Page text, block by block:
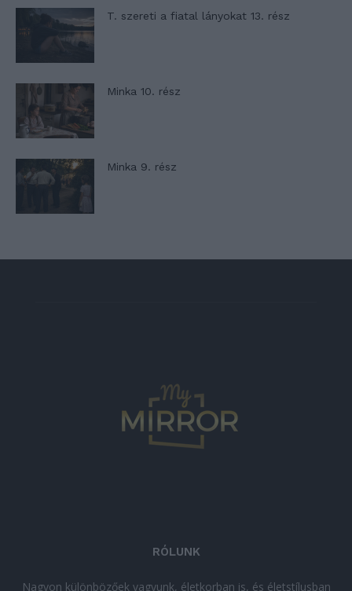
T. szereti a fiatal lányokat 13. rész
Minka 10. rész
Minka 9. rész
RÓLUNK
Nagyon különbözőek vagyunk, életkorban is, és életstílusban